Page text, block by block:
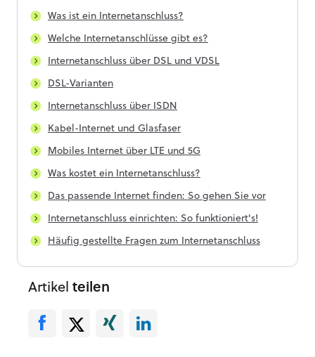
Was ist ein Internetanschluss?
Welche Internetanschlüsse gibt es?
Internetanschluss über DSL und VDSL
DSL-Varianten
Internetanschluss über ISDN
Kabel-Internet und Glasfaser
Mobiles Internet über LTE und 5G
Was kostet ein Internetanschluss?
Das passende Internet finden: So gehen Sie vor
Internetanschluss einrichten: So funktioniert's!
Häufig gestellte Fragen zum Internetanschluss
Artikel teilen